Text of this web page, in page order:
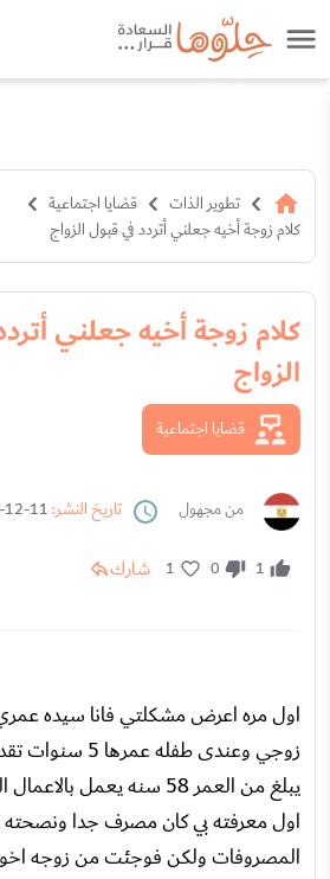
تطوير الذات
قضايا اجتماعية
كلام زوجة أخيه جعلني أتردد في قبول الزواج
كلام زوجة أخيه جعلني
الزواج
قضايا اجتماعية
من مجهول تاريخ النشر:
1
0
1 شارك
زوجي وعندى طفله
يبلغ من العمر 58 سنه يعمل
اول معرفته بي كان مصرف جدا ونصحته
المصروفات ولكن فوجئت من زوجه